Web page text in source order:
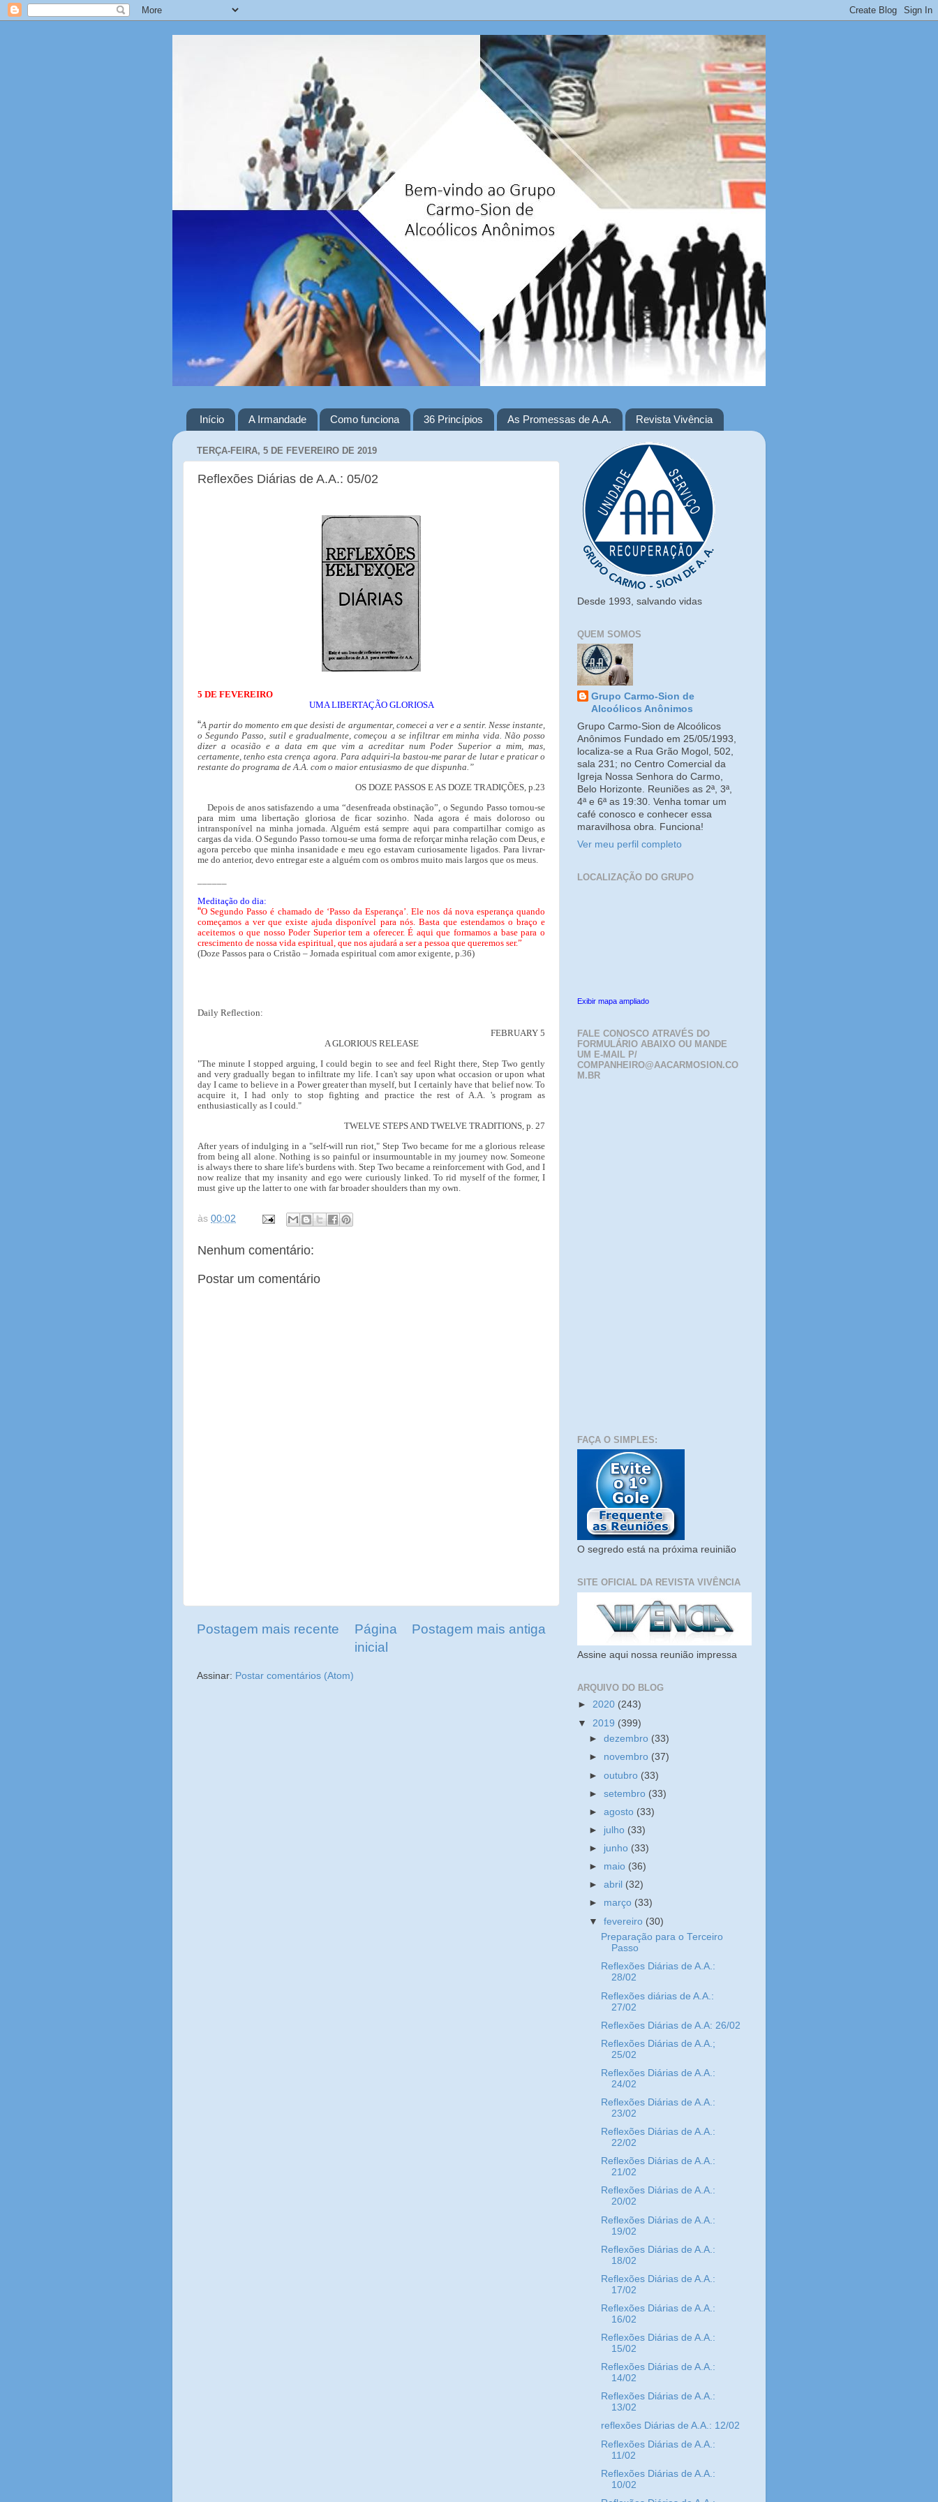
Início A Irmandade Como funciona 36 Princípios As Promessas de A.A. Revista Vivência
TERÇA-FEIRA, 5 DE FEVEREIRO DE 2019
Reflexões Diárias de A.A.: 05/02
5 DE FEVEREIRO
UMA LIBERTAÇÃO GLORIOSA
“A partir do momento em que desisti de argumentar, comecei a ver e a sentir. Nesse instante,
o Segundo Passo, sutil e gradualmente, começou a se infiltrar em minha vida. Não posso
dizer a ocasião e a data em que vim a acreditar num Poder Superior a mim, mas,
certamente, tenho esta crença agora. Para adquiri-la bastou-me parar de lutar e praticar o
restante do programa de A.A. com o maior entusiasmo de que dispunha.”
OS DOZE PASSOS E AS DOZE TRADIÇÕES, p.23
Depois de anos satisfazendo a uma “desenfreada obstinação”, o Segundo Passo tornou-se
para mim uma libertação gloriosa de ficar sozinho. Nada agora é mais doloroso ou
intransponível na minha jornada. Alguém está sempre aqui para compartilhar comigo as
cargas da vida. O Segundo Passo tornou-se uma forma de reforçar minha relação com Deus, e
agora percebo que minha insanidade e meu ego estavam curiosamente ligados. Para livrar-
me do anterior, devo entregar este a alguém com os ombros muito mais largos que os meus.
Meditação do dia:
“O Segundo Passo é chamado de ‘Passo da Esperança’. Ele nos dá nova esperança quando
começamos a ver que existe ajuda disponível para nós. Basta que estendamos o braço e
aceitemos o que nosso Poder Superior tem a oferecer. É aqui que formamos a base para o
crescimento de nossa vida espiritual, que nos ajudará a ser a pessoa que queremos ser.”
(Doze Passos para o Cristão – Jornada espiritual com amor exigente, p.36)
Daily Reflection:
FEBRUARY 5
A GLORIOUS RELEASE
"The minute I stopped arguing, I could begin to see and feel Right there, Step Two gently
and very gradually began to infiltrate my life. I can't say upon what occasion or upon what
day I came to believe in a Power greater than myself, but I certainly have that belief now. To
acquire it, I had only to stop fighting and practice the rest of A.A. 's program as
enthusiastically as I could."
TWELVE STEPS AND TWELVE TRADITIONS, p. 27
After years of indulging in a "self-will run riot," Step Two became for me a glorious release
from being all alone. Nothing is so painful or insurmountable in my journey now. Someone
is always there to share life's burdens with. Step Two became a reinforcement with God, and I
now realize that my insanity and ego were curiously linked. To rid myself of the former, I
must give up the latter to one with far broader shoulders than my own.
às 00:02
Nenhum comentário:
Postar um comentário
Postagem mais recente Postagem mais antiga
Página
inicial
Assinar: Postar comentários (Atom)
Desde 1993, salvando vidas
QUEM SOMOS
Grupo Carmo-Sion de
Alcoólicos Anônimos
Grupo Carmo-Sion de Alcoólicos
Anônimos Fundado em 25/05/1993,
localiza-se a Rua Grão Mogol, 502,
sala 231; no Centro Comercial da
Igreja Nossa Senhora do Carmo,
Belo Horizonte. Reuniões as 2ª, 3ª,
4ª e 6ª as 19:30. Venha tomar um
café conosco e conhecer essa
maravilhosa obra. Funciona!
Ver meu perfil completo
LOCALIZAÇÃO DO GRUPO
Exibir mapa ampliado
FALE CONOSCO ATRAVÉS DO
FORMULÁRIO ABAIXO OU MANDE
UM E-MAIL P/
COMPANHEIRO@AACARMOSION.CO
M.BR
FAÇA O SIMPLES:
O segredo está na próxima reuinião
SITE OFICIAL DA REVISTA VIVÊNCIA
Assine aqui nossa reunião impressa
ARQUIVO DO BLOG
► 2020 (243)
▼ 2019 (399)
►dezembro (33)
► novembro (37)
►outubro (33)
►setembro (33)
►agosto (33)
► julho (33)
► junho (33)
► maio (36)
►abril (32)
► março (33)
▼fevereiro (30)
Preparação para o Terceiro
Passo
Reflexões Diárias de A.A.:
28/02
Reflexões diárias de A.A.:
27/02
Reflexões Diárias de A.A: 26/02
Reflexões Diárias de A.A.;
25/02
Reflexões Diárias de A.A.:
24/02
Reflexões Diárias de A.A.:
23/02
Reflexões Diárias de A.A.:
22/02
Reflexões Diárias de A.A.:
21/02
Reflexões Diárias de A.A.:
20/02
Reflexões Diárias de A.A.:
19/02
Reflexões Diárias de A.A.:
18/02
Reflexões Diárias de A.A.:
17/02
Reflexões Diárias de A.A.:
16/02
Reflexões Diárias de A.A.:
15/02
Reflexões Diárias de A.A.:
14/02
Reflexões Diárias de A.A.:
13/02
reflexões Diárias de A.A.: 12/02
Reflexões Diárias de A.A.:
11/02
Reflexões Diárias de A.A.:
10/02